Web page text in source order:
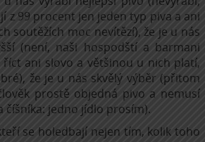
z 99 procent jen jeden typ piva a ani
soutěžích moc nevítězí), že je u nás
(není, naši hospodští a barmani
ani slovo a většinou u nich platí,
že je u nás skvělý výběr (přitom
prostě objedná pivo a nemusí
číšníka: jedno jídlo prosím).
se holedbají nejen tím, kolik toho